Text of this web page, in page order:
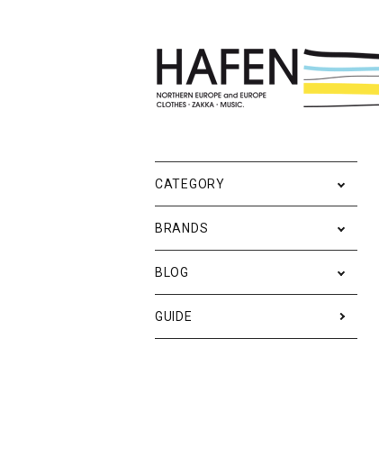
バッグ
メンズファッション
RESTOCK / 再入荷
Event
CATEGORY
BRANDS
BLOG
GUIDE